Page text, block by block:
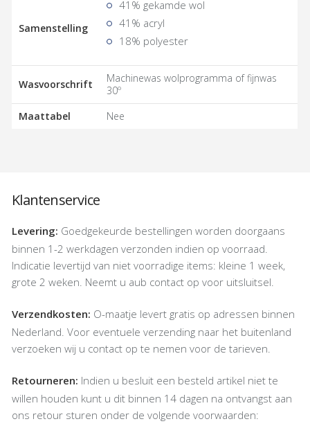
Samenstelling
41% gekamde wol
41% acryl
18% polyester
Wasvoorschrift
Machinewas wolprogramma of fijnwas
30º
Maattabel
Nee
Klantenservice
Levering: Goedgekeurde bestellingen worden doorgaans
binnen 1-2 werkdagen verzonden indien op voorraad.
Indicatie levertijd van niet voorradige items: kleine 1 week,
grote 2 weken. Neemt u aub contact op voor uitsluitsel.
Verzendkosten: O-maatje levert gratis op adressen binnen
Nederland. Voor eventuele verzending naar het buitenland
verzoeken wij u contact op te nemen voor de tarieven.
Retourneren: Indien u besluit een besteld artikel niet te
willen houden kunt u dit binnen 14 dagen na ontvangst aan
ons retour sturen onder de volgende voorwaarden: